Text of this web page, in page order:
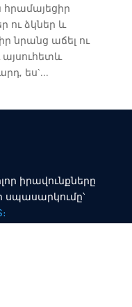
հրամայեցիր
ու ձկներ և
նրանց աճել ու
այսուհետև
ես`...
իրավունքները